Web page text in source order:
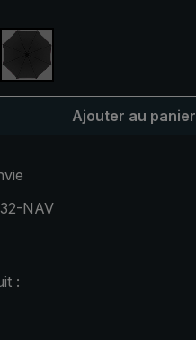
noir
Ajouter au panier
NAV
: